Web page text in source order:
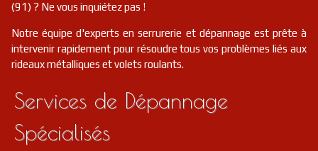
(91) ? Ne vous inquiétez pas !
Notre équipe d'experts en serrurerie et dépannage est prête à
intervenir rapidement pour résoudre tous vos problèmes liés aux
rideaux métalliques et volets roulants.
Services de Dépannage
Spécialisés